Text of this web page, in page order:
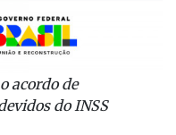
acordo de
do INSS